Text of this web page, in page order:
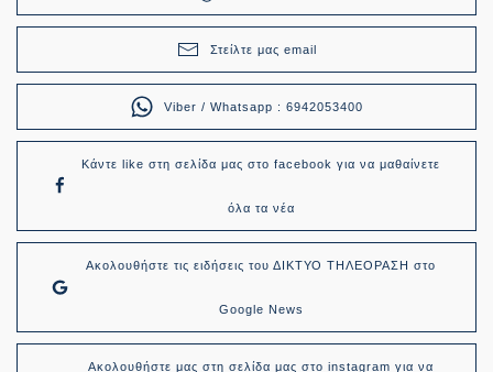
Στείλτε μας email
Viber / Whatsapp : 6942053400
Κάντε like στη σελίδα μας στο facebook για να μαθαίνετε
όλα τα νέα
Ακολουθήστε τις ειδήσεις του ΔΙΚΤΥΟ ΤΗΛΕΟΡΑΣΗ στο
Google News
Ακολουθήστε μας στη σελίδα μας στο instagram για να